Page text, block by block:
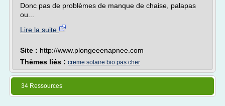
Donc pas de problèmes de manque de chaise, palapas
ou...
Lire la suite
Site : http://www.plongeeenapnee.com
Thèmes liés : creme solaire bio pas cher
34 Ressources